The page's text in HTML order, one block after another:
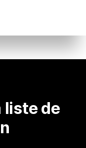
liste de